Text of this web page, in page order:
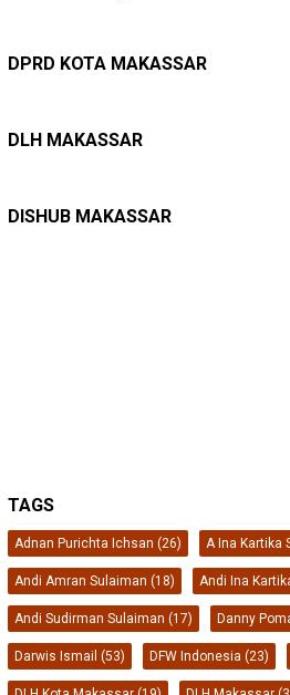
DPRD KOTA MAKASSAR
Kepuasan Publik Tinggi, Andi
DLH MAKASSAR
Belanja Pemerintah Bisa
DISHUB MAKASSAR
Pete-pete Laut Makassar Siap
TAGS
Adnan Purichta Ichsan (26) A Ina Kartika
Andi Amran Sulaiman (18) Andi Ina
Andi Sudirman Sulaiman (17) Danny
Darwis Ismail (53) DFW Indonesia (23)